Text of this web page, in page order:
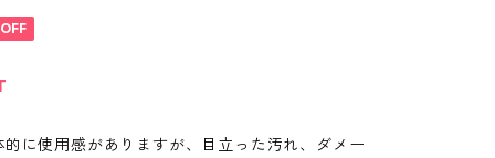
に使用感がありますが、目立った汚れ、ダメー